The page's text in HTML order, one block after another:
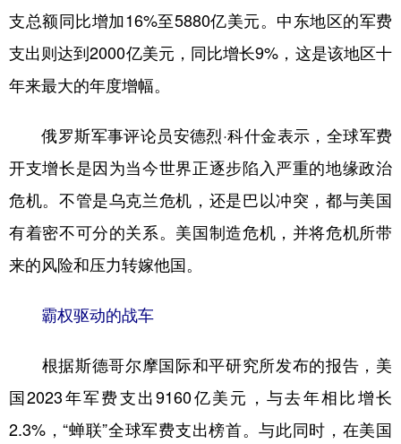
支总额同比增加16%至5880亿美元。中东地区的军费
支出则达到2000亿美元，同比增长9%，这是该地区十
年来最大的年度增幅。
俄罗斯军事评论员安德烈·科什金表示，全球军费
开支增长是因为当今世界正逐步陷入严重的地缘政治
危机。不管是乌克兰危机，还是巴以冲突，都与美国
有着密不可分的关系。美国制造危机，并将危机所带
来的风险和压力转嫁他国。
霸权驱动的战车
根据斯德哥尔摩国际和平研究所发布的报告，美
国2023年军费支出9160亿美元，与去年相比增长
2.3%，“蝉联”全球军费支出榜首。与此同时，在美国